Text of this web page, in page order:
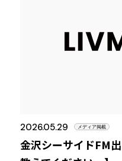
2026.05.29 メディア掲載
金沢シーサイドFM